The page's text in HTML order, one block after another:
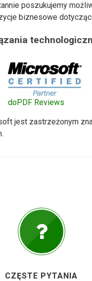
poszukujemy
biznesowe
doPDF Reviews
jest zastrzeżonym
CZĘSTE PYTANIA